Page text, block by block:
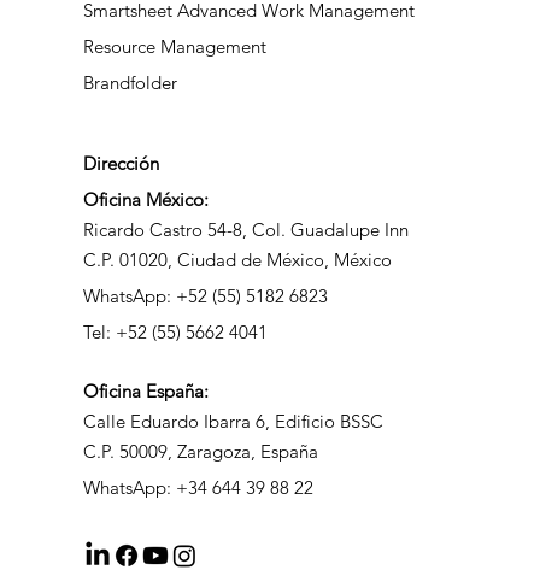
Dirección
Oficina México:
C.P. 01020, Ciudad de México, México
Tel: +52 (55) 5662 4041
WhatsApp: +52 (55) 5182 6823
OficinaEspaña:
C.P. 50009, Zaragoza, España
Smartsheet
Brandfolder
Smartsheet Advanced Work Management